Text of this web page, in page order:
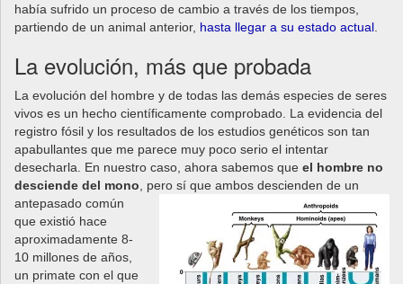
había sufrido un proceso de cambio a través de los tiempos,
partiendo de un animal anterior, hasta llegar a su estado actual.
La evolución, más que probada
La evolución del hombre y de todas las demás especies de seres
vivos es un hecho científicamente comprobado. La evidencia del
registro fósil y los resultados de los estudios genéticos son tan
apabullantes que me parece muy poco serio el intentar
desecharla. En nuestro caso, ahora sabemos que el hombre no
desciende del mono, pero sí que ambos descienden de un
antepasado común
que existió hace
aproximadamente 8-
10 millones de años,
un primate con el que